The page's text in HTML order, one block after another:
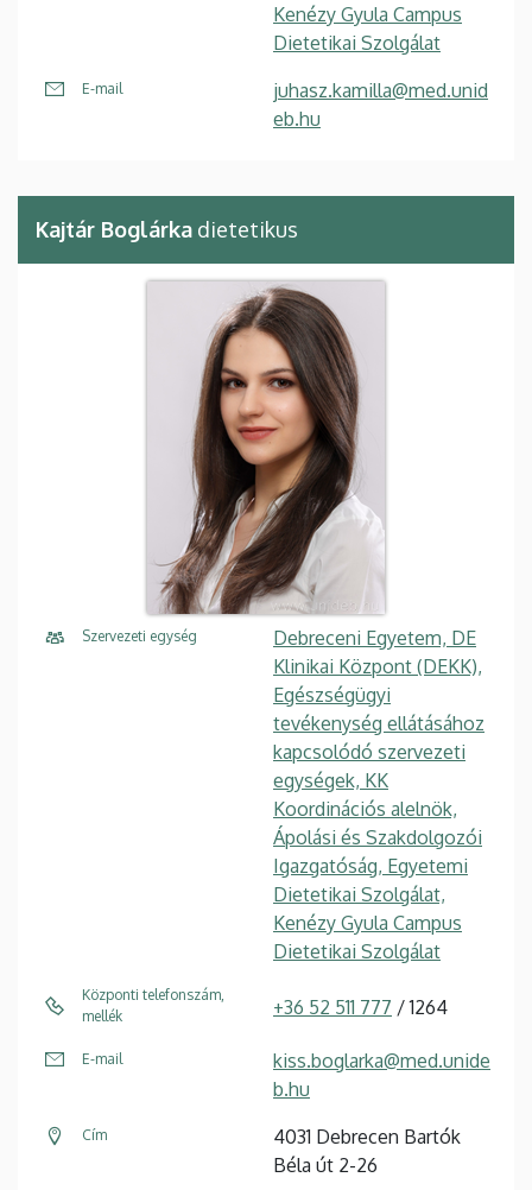
Kenézy Gyula Campus
Dietetikai Szolgálat
E-mail
juhasz.kamilla@med.unid
eb.hu
Kajtár Boglárka dietetikus
Szervezeti egység
Debreceni Egyetem, DE
Klinikai Központ (DEKK),
Egészségügyi
tevékenység ellátásához
kapcsolódó szervezeti
egységek, KK
Koordinációs alelnök,
Ápolási és Szakdolgozói
Igazgatóság, Egyetemi
Dietetikai Szolgálat,
Kenézy Gyula Campus
Dietetikai Szolgálat
Központi telefonszám,
mellék
+36 52 511 777 / 1264
E-mail
kiss.boglarka@med.unide
b.hu
Cím
4031 Debrecen Bartók
Béla út 2-26